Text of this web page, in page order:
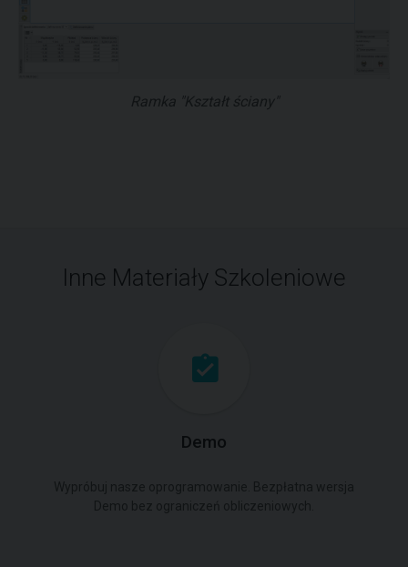
Ramka "Kształt ściany"
Inne Materiały Szkoleniowe
Demo